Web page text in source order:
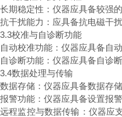
长期稳定性：仪器应具备较强
抗干扰能力：应具备抗电磁干
3.3校准与自诊断功能
自动校准功能：仪器应具备自
自诊断功能：仪器应具备自诊
3.4数据处理与传输
数据存储：仪器应具备数据存
报警功能：仪器应具备设置报
远程监控与数据传输：仪器应